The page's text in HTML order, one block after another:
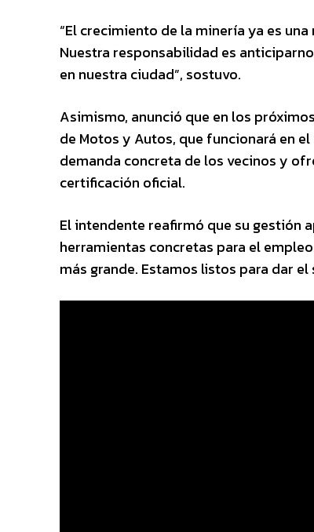
“El crecimiento de la minería ya es
Nuestra responsabilidad es
en nuestra ciudad”, sostuvo.
Asimismo, anunció que en los
de Motos y Autos, que funcionará en
demanda concreta de los vecinos y
certificación oficial.
El intendente reafirmó que su gestión
herramientas concretas para el
más grande. Estamos listos para dar